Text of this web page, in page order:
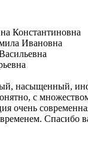
насыщенный,
с
очень
временем. Спасибо